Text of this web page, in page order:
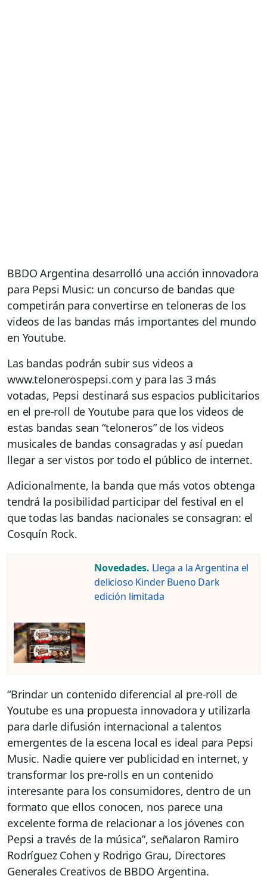
BBDO Argentina desarrolló una acción innovadora
para Pepsi Music: un concurso de bandas que
competirán para convertirse en teloneras de los
videos de las bandas más importantes del mundo
en Youtube.
Las bandas podrán subir sus videos a
www.telonerospepsi.com y para las 3 más
votadas, Pepsi destinará sus espacios publicitarios
en el pre-roll de Youtube para que los videos de
estas bandas sean “teloneros” de los videos
musicales de bandas consagradas y así puedan
llegar a ser vistos por todo el público de internet.
Adicionalmente, la banda que más votos obtenga
tendrá la posibilidad participar del festival en el
que todas las bandas nacionales se consagran: el
Cosquín Rock.
Novedades. Llega a la Argentina el
delicioso Kinder Bueno Dark
edición limitada
“Brindar un contenido diferencial al pre-roll de
Youtube es una propuesta innovadora y utilizarla
para darle difusión internacional a talentos
emergentes de la escena local es ideal para Pepsi
Music. Nadie quiere ver publicidad en internet, y
transformar los pre-rolls en un contenido
interesante para los consumidores, dentro de un
formato que ellos conocen, nos parece una
excelente forma de relacionar a los jóvenes con
Pepsi a través de la música”, señalaron Ramiro
Rodríguez Cohen y Rodrigo Grau, Directores
Generales Creativos de BBDO Argentina.